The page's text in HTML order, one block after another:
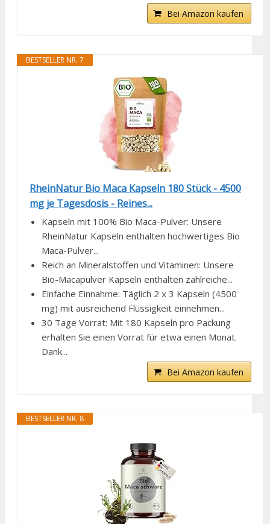
Bei Amazon kaufen
BESTSELLER NR. 7
RheinNatur Bio Maca Kapseln 180 Stück - 4500
mg je Tagesdosis - Reines...
Kapseln mit 100% Bio Maca-Pulver: Unsere
RheinNatur Kapseln enthalten hochwertiges Bio
Maca-Pulver...
Reich an Mineralstoffen und Vitaminen: Unsere
Bio-Macapulver Kapseln enthalten zahlreiche...
Einfache Einnahme: Täglich 2 x 3 Kapseln (4500
mg) mit ausreichend Flüssigkeit einnehmen...
30 Tage Vorrat: Mit 180 Kapseln pro Packung
erhalten Sie einen Vorrat für etwa einen Monat.
Dank...
Bei Amazon kaufen
BESTSELLER NR. 8